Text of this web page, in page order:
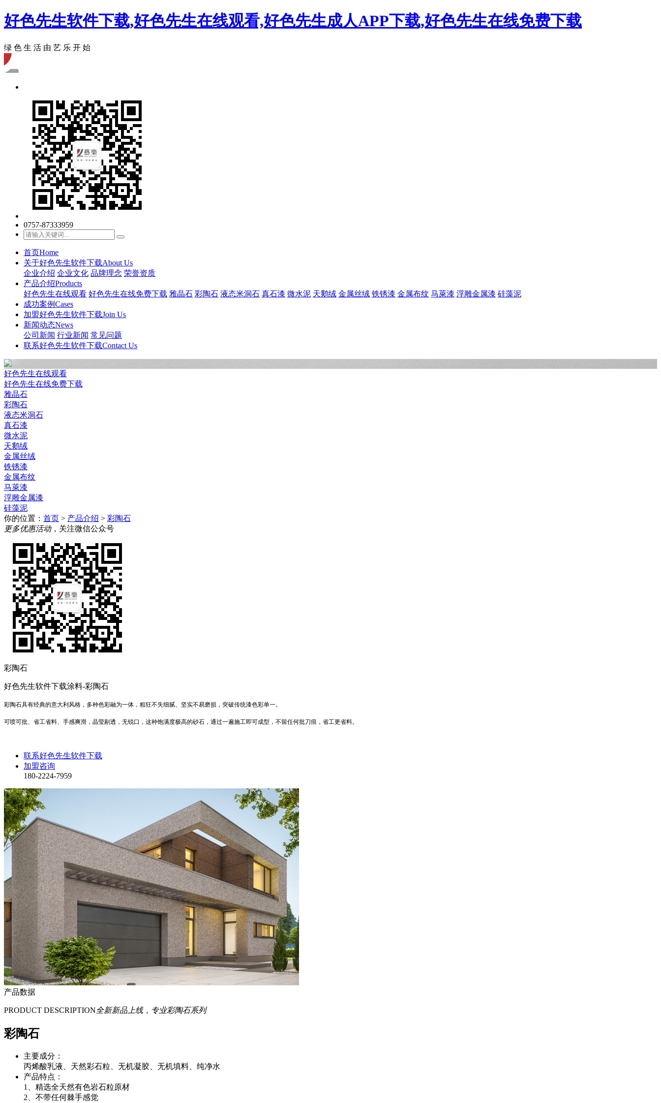
好色先生软件下载,好色先生在线观看,好色先生成人APP下载,好色先生在线免费下载
绿 色 生 活 由 艺 乐 开 始
0757-87333959
首页Home
关于好色先生软件下载About Us
企业介绍 企业文化 品牌理念 荣誉资质
产品介绍Products
好色先生在线观看 好色先生在线免费下载 雅晶石 彩陶石 液态米洞石 真石漆 微水泥 天鹅绒 金属丝绒 铁锈漆 金属布纹 马萊漆 浮雕金属漆 硅藻泥
成功案例Cases
加盟好色先生软件下载Join Us
新闻动态News
公司新闻 行业新闻 常见问题
联系好色先生软件下载Contact Us
好色先生在线观看
好色先生在线免费下载
雅晶石
彩陶石
液态米洞石
真石漆
微水泥
天鹅绒
金属丝绒
铁锈漆
金属布纹
马萊漆
浮雕金属漆
硅藻泥
你的位置： 首页 > 产品介绍 > 彩陶石
更多优惠活动，关注微信公众号
彩陶石
好色先生软件下载涂料-彩陶石
彩陶石具有经典的意大利风格，多种色彩融为一体，粗狂不失细腻、坚实不易磨损，突破传统漆色彩单一。
可喷可批、省工省料、手感爽滑，晶莹剔透，无锐口，这种饱满度极高的砂石，通过一遍施工即可成型，不留任何批刀痕，省工更省料。
联系好色先生软件下载
加盟咨询
180-2224-7959
产品数据
PRODUCT DESCRIPTION全新新品上线，专业彩陶石系列
彩陶石
主要成分：
丙烯酸乳液、天然彩石粒、无机凝胶、无机填料、纯净水
产品特点：
1、精选全天然有色岩石粒原材
2、不带任何棘手感觉